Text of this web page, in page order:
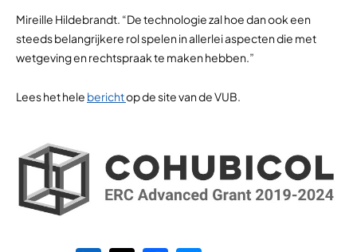
Mireille Hildebrandt. “De technologie zal hoe dan ook een
steeds belangrijkere rol spelen in allerlei aspecten die met
wetgeving en rechtspraak te maken hebben.”
Lees het hele berichtop de site van de VUB.